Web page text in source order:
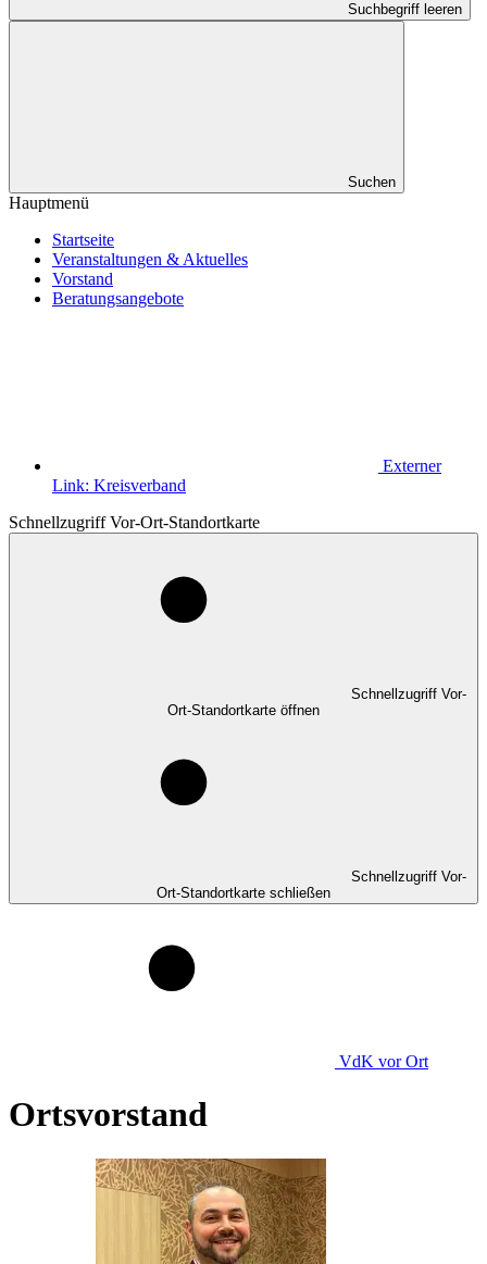
Suchbegriff leeren
Suchen
Hauptmenü
Startseite
Veranstaltungen & Aktuelles
Vorstand
Beratungsangebote
Externer
Link: Kreisverband
Schnellzugriff Vor-Ort-Standortkarte
Schnellzugriff Vor-
Ort-Standortkarte öffnen
Schnellzugriff Vor-
Ort-Standortkarte schließen
VdK vor Ort
Ortsvorstand